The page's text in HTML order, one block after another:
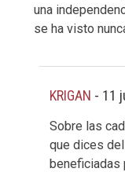
una
se ha visto
KRIGAN - 11
Sobre las
que dices
beneficiadas